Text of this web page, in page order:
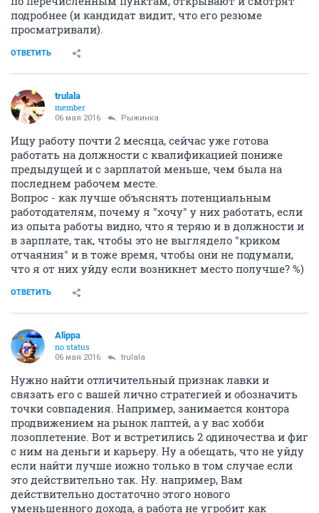
V
Vanchezz
experienced
08 февраля 2016
Смотрите ещё яндекс-работу. Он как обычно
И не всегда всё везде повторяется.
У меня другой вопрос - в чём смысл размещать
вакансию и не просматривать отклики?
Убирать её в архив, открывать заново и опять не
просматривать..
Или на hh есть возможность как-то поверхностно
отсмотреть отклик, без уведомления о прочтении?
ОТВЕТИТЬ
DusЯ
junior
Берем за пример сайт hh, 27 января, 6 откликов с
моей стороны, 2 из них просмотрены, 1 из не
просмотренных уже в архиве.
О чем это говорит?
Возможно вакансии висят для наполняемости сайта?
ОТВЕТИТЬ
I
Inna100L
junior
11 февраля 2016 DusЯ